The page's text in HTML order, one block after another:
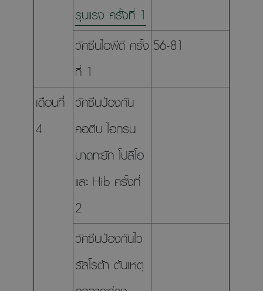
รุนแรง ครั้งที่ 1
วัคซีนไอพีดี ครั้ง
ที่ 1
56-81
เดือนที่
4
วัคซีนป้องกัน
คอตีบ ไอกรน
บาดทะยัก โปลิโอ
และ Hib ครั้งที่
2
วัคซีนป้องกันไว
รัสโรต้า ต้นเหตุ